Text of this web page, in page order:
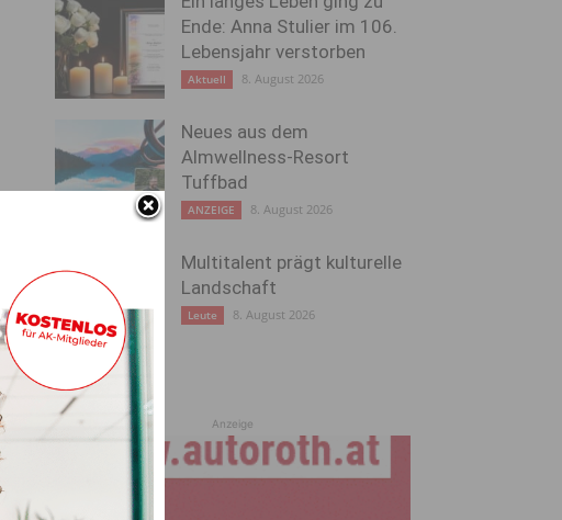
Ende: Anna Stulier im 106.
Lebensjahr verstorben
Aktuell 8. August 2026
Neues aus dem
Almwellness-Resort
Tuffbad
ANZEIGE 8. August 2026
Multitalent prägt kulturelle
Landschaft
Leute 8. August 2026
Anzeige